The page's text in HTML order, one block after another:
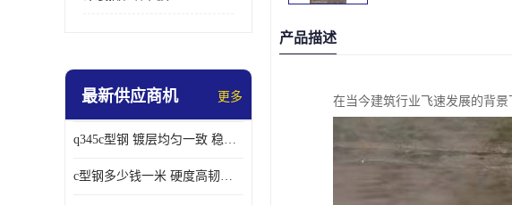
最新供应商机 更多
q345c型钢 镀层均匀一致 稳重支撑承载力大
c型钢多少钱一米 硬度高韧性强 光洁无毛刺
产品描述
在当今建筑行业飞速发展的背